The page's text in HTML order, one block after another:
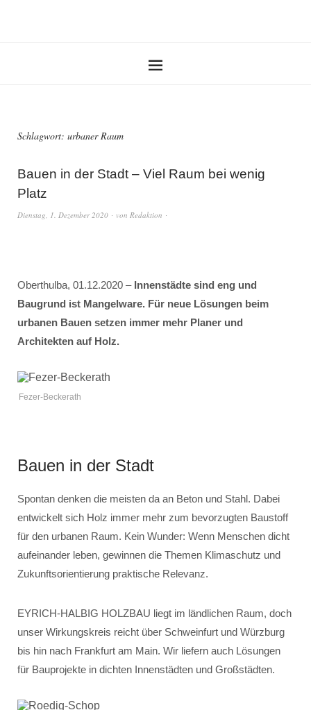
Schlagwort: urbaner Raum
Bauen in der Stadt – Viel Raum bei wenig
Platz
Dienstag, 1. Dezember 2020 von Redaktion
Oberthulba, 01.12.2020 –Innenstädte sind eng und
Baugrund ist Mangelware. Für neue Lösungen beim
urbanen Bauen setzen immer mehr Planer und
Architekten auf Holz.
Fezer-Beckerath
Bauen in der Stadt
Spontan denken die meisten da an Beton und Stahl. Dabei
entwickelt sich Holz immer mehr zum bevorzugten Baustoff
für den urbanen Raum. Kein Wunder: Wenn Menschen dicht
aufeinander leben, gewinnen die Themen Klimaschutz und
Zukunftsorientierung praktische Relevanz.
EYRICH-HALBIG HOLZBAU liegt im ländlichen Raum, doch
unser Wirkungskreis reicht über Schweinfurt und Würzburg
bis hin nach Frankfurt am Main. Wir liefern auch Lösungen
für Bauprojekte in dichten Innenstädten und Großstädten.